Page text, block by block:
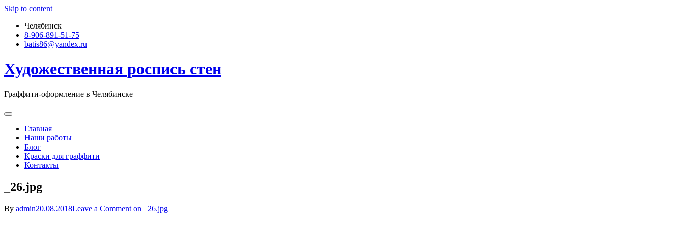
Skip to content
Челябинск
8-906-891-51-75
batis86@yandex.ru
Художественная роспись стен
Граффити-оформление в Челябинске
Главная
Наши работы
Блог
Краски для граффити
Контакты
_26.jpg
By admin20.08.2018Leave a Comment on _26.jpg